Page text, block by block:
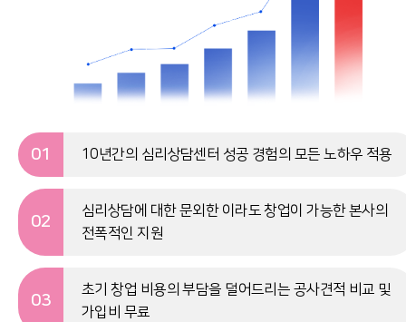
01 10년간의 심리상담센터 성공 경험의 모든 노하우 적용
02
심리상담에 대한 문외한 이라도 창업이 가능한 본사의
전폭적인 지원
03
초기 창업 비용의 부담을 덜어드리는 공사견적 비교 및
가입비 무료